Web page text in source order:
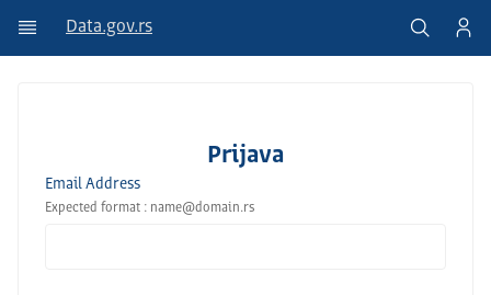
Data.gov.rs
Prijava
Email Address
Expected format : name@domain.rs